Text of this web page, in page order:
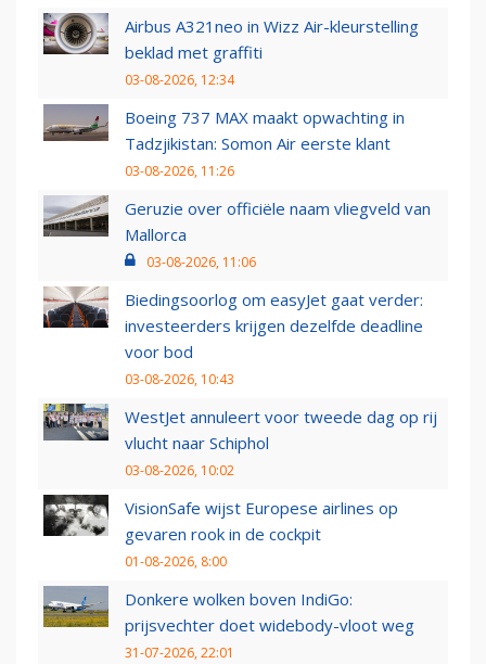
Airbus A321neo in Wizz Air-kleurstelling
beklad met graffiti
03-08-2026, 12:34
Boeing 737 MAX maakt opwachting in
Tadzjikistan: Somon Air eerste klant
03-08-2026, 11:26
Geruzie over officiële naam vliegveld van
Mallorca
03-08-2026, 11:06
Biedingsoorlog om easyJet gaat verder:
investeerders krijgen dezelfde deadline
voor bod
03-08-2026, 10:43
WestJet annuleert voor tweede dag op rij
vlucht naar Schiphol
03-08-2026, 10:02
VisionSafe wijst Europese airlines op
gevaren rook in de cockpit
01-08-2026, 8:00
Donkere wolken boven IndiGo:
prijsvechter doet widebody-vloot weg
31-07-2026, 22:01